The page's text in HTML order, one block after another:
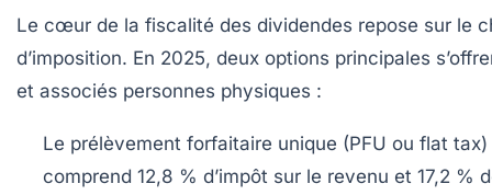
Le cœur de la fiscalité des dividendes repose sur le
d’imposition. En 2025, deux options principales
et associés personnes physiques :
Le prélèvement forfaitaire unique (PFU ou flat
comprend 12,8 % d’impôt sur le revenu et 17,2 %